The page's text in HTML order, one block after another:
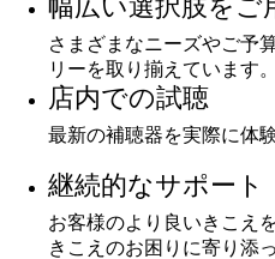
幅広い選択肢をご
さまざまなニーズやご予
リーを取り揃えています。
店内での試聴
最新の補聴器を実際に体
継続的なサポート
お客様のより良いきこえ
きこえのお困りに寄り添